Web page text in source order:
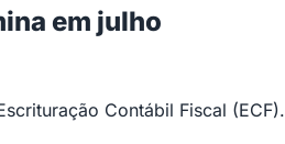
em julho
Contábil Fiscal